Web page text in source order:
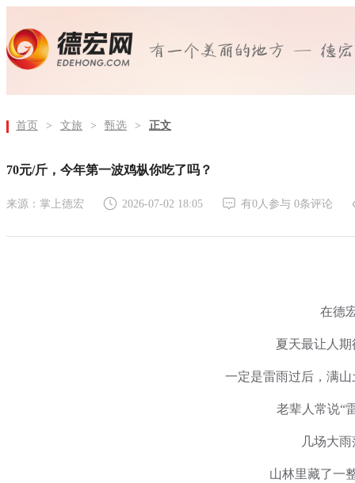
首页 > 文旅 > 甄选 > 正文
70元/斤，今年第一波鸡枞你吃了吗？
来源：掌上德宏 2026-07-02 18:05 有0人参与 0条评论
在德
夏天最让人
一定是雷雨过后，满山
老辈人常说“
几场大
山林里藏了一